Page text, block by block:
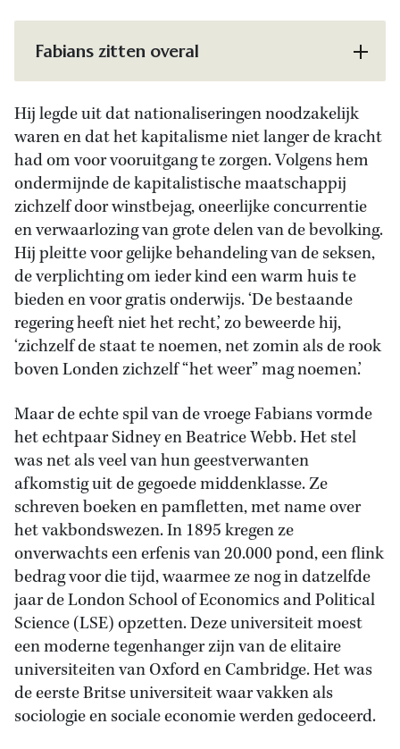
Fabians zitten overal
Hij legde uit dat nationaliseringen noodzakelijk
waren en dat het kapitalisme niet langer de kracht
had om voor vooruitgang te zorgen. Volgens hem
ondermijnde de kapitalistische maatschappij
zichzelf door winstbejag, oneerlijke concurrentie
en verwaarlozing van grote delen van de bevolking.
Hij pleitte voor gelijke behandeling van de seksen,
de verplichting om ieder kind een warm huis te
bieden en voor gratis onderwijs. ‘De bestaande
regering heeft niet het recht,’ zo beweerde hij,
‘zichzelf de staat te noemen, net zomin als de rook
boven Londen zichzelf “het weer” mag noemen.’
Maar de echte spil van de vroege Fabians vormde
het echtpaar Sidney en Beatrice Webb. Het stel
was net als veel van hun geestverwanten
afkomstig uit de gegoede middenklasse. Ze
schreven boeken en pamfletten, met name over
het vakbondswezen. In 1895 kregen ze
onverwachts een erfenis van 20.000 pond, een flink
bedrag voor die tijd, waarmee ze nog in datzelfde
jaar de London School of Economics and Political
Science (LSE) opzetten. Deze universiteit moest
een moderne tegenhanger zijn van de elitaire
universiteiten van Oxford en Cambridge. Het was
de eerste Britse universiteit waar vakken als
sociologie en sociale economie werden gedoceerd.